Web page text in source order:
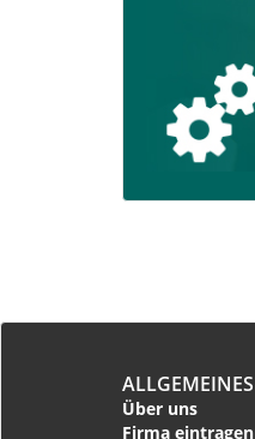
ALLGEMEINES
Über uns
Firma eintragen